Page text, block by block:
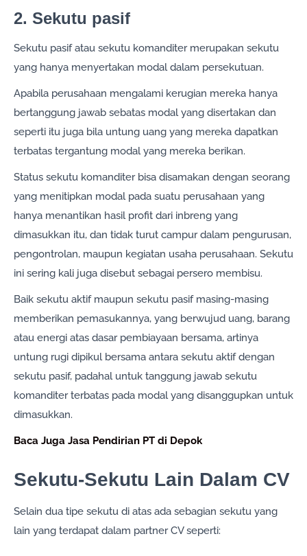
2. Sekutu pasif
Sekutu pasif atau sekutu komanditer merupakan sekutu
yang hanya menyertakan modal dalam persekutuan.
Apabila perusahaan mengalami kerugian mereka hanya
bertanggung jawab sebatas modal yang disertakan dan
seperti itu juga bila untung uang yang mereka dapatkan
terbatas tergantung modal yang mereka berikan.
Status sekutu komanditer bisa disamakan dengan seorang
yang menitipkan modal pada suatu perusahaan yang
hanya menantikan hasil profit dari inbreng yang
dimasukkan itu, dan tidak turut campur dalam pengurusan,
pengontrolan, maupun kegiatan usaha perusahaan. Sekutu
ini sering kali juga disebut sebagai persero membisu.
Baik sekutu aktif maupun sekutu pasif masing-masing
memberikan pemasukannya, yang berwujud uang, barang
atau energi atas dasar pembiayaan bersama, artinya
untung rugi dipikul bersama antara sekutu aktif dengan
sekutu pasif, padahal untuk tanggung jawab sekutu
komanditer terbatas pada modal yang disanggupkan untuk
dimasukkan.
Baca Juga Jasa Pendirian PT di Depok
Sekutu-Sekutu Lain Dalam CV
Selain dua tipe sekutu di atas ada sebagian sekutu yang
lain yang terdapat dalam partner CV seperti: